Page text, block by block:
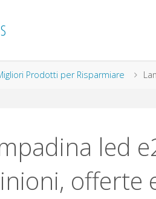
S
Prodotti per Risparmiare
led
offerte